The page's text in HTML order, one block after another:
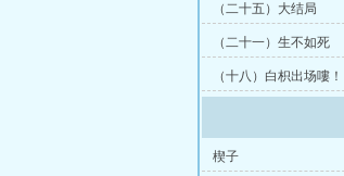
（二十五）大结局
（二十一）生不如死
（十八）白枳出场嘍！
楔子